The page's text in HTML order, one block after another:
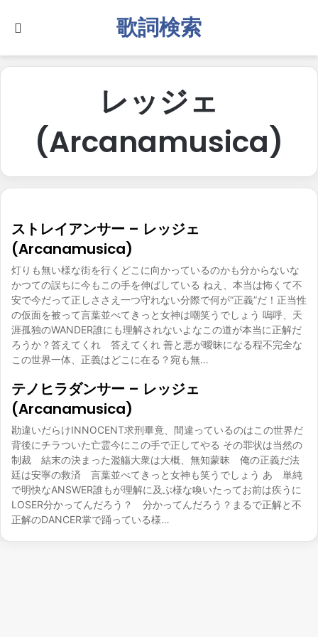
歌詞検索
レッジェ
(Arcanamusica)
ストレイアンサー – レッジェ
(Arcanamusica)
灯りも無い様な街を行くどこに向かっているのかも分からないな
かつての誤ちに今もこの手を伸ばしている ねえ、本当は怖くて不
安で今だって正しささえ一つ守れない分際で何が“正義”だ！正当性
の仮面を被って言葉並べてきっと女神は嘲笑うでしょう 嗚呼、天
涯孤独のWANDER誰にも理解されないよなこの道が本当に正解だ
ろうか？答えてくれ 答えてくれ 善と悪が曖昧になる程不完全な
この世界一体、正義はどこに在る？宛も無…
テノヒラダンサー – レッジェ
(Arcanamusica)
勘違いだらけINNOCENT求刑畢竟、間違っているのはこの世界だ
背後にチラついた亡霊今にこの手で正してやる その罪状は当然の
制裁 結末の決まった濫觴大衆は大概、無知蒙昧 俺の正義だ法
廷は安寧の救済 言葉並べてきっと女神も笑うでしょう あゝ単純
で明快なANSWER誰もが理解に及ぶ様な喚いたってお前は疾うに
LOSER分かってんだろう？ 分かってんだろう？まるで正解と不
正解のDANCER掌で踊っている様…